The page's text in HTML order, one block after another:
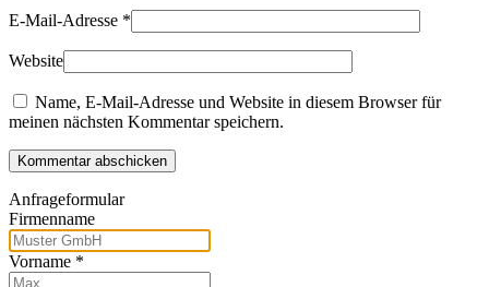
E-Mail-Adresse *
Website
Name, E-Mail-Adresse und Website in diesem Browser für
meinen nächsten Kommentar speichern.
Kommentar abschicken
Anfrageformular
Firmenname
Vorname *